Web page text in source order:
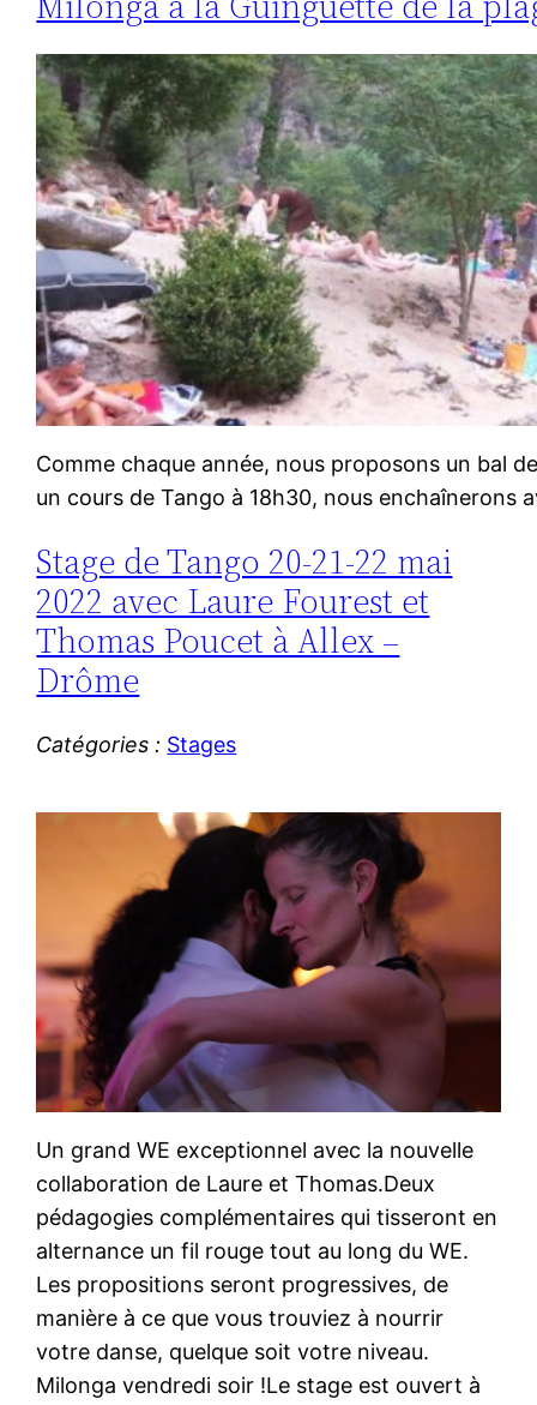
Comme chaque année, nous proposons un bal
un cours de Tango à 18h30, nous enchaînerons
Stage de Tango 20-21-22 mai
2022 avec Laure Fourest et
Thomas Poucet à Allex –
Drôme
Catégories : Stages
Un grand WE exceptionnel avec la nouvelle
collaboration de Laure et Thomas.Deux
pédagogies complémentaires qui tisseront en
alternance un fil rouge tout au long du WE.
Les propositions seront progressives, de
manière à ce que vous trouviez à nourrir
votre danse, quelque soit votre niveau.
Milonga vendredi soir !Le stage est ouvert à